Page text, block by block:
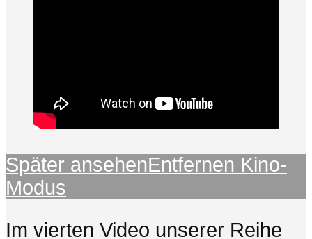
Später ansehenEntfernen Kino-
Modus
Im vierten Video unserer Reihe